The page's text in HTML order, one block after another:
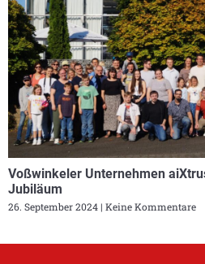
Voßwinkeler Unternehmen
Jubiläum
26. September 2024 Keine Kommentare